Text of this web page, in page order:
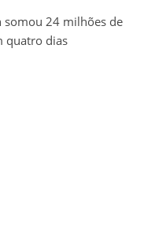
somou 24 milhões de
quatro dias